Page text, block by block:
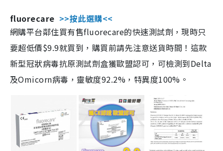
fluorecare >>按此選購<<
網購平台鄰住買有售fluorecare的快速測試劑，現時只
要超低價$9.9就買到，購買前請先注意送貨時間！這款
新型冠狀病毒抗原測試劑盒獲歐盟認可，可檢測到Delta
及Omicorn病毒，靈敏度92.2%，特異度100%。